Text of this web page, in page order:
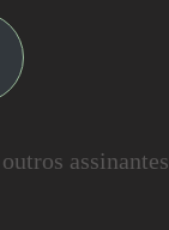
assinantes